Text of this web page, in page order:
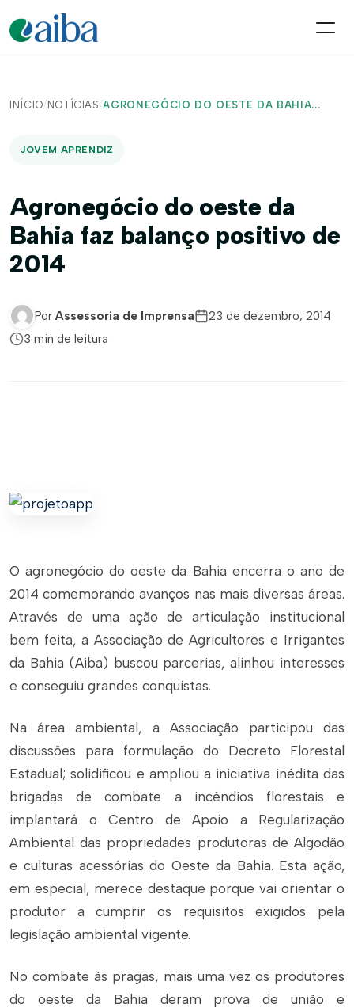
INÍCIO/ NOTÍCIAS /AGRONEGÓCIO DO OESTE DA BAHIA...
JOVEM APRENDIZ
Agronegócio do oeste da
Bahia faz balanço positivo de
2014
Por Assessoria de Imprensa
23 de dezembro, 2014
3 min de leitura
O agronegócio do oeste da Bahia encerra o ano de
2014 comemorando avanços nas mais diversas áreas.
Através de uma ação de articulação institucional
bem feita, a Associação de Agricultores e Irrigantes
da Bahia (Aiba) buscou parcerias, alinhou interesses
e conseguiu grandes conquistas.
Na área ambiental, a Associação participou das
discussões para formulação do Decreto Florestal
Estadual; solidificou e ampliou a iniciativa inédita das
brigadas de combate a incêndios florestais e
implantará o Centro de Apoio a Regularização
Ambiental das propriedades produtoras de Algodão
e culturas acessórias do Oeste da Bahia. Esta ação,
em especial, merece destaque porque vai orientar o
produtor a cumprir os requisitos exigidos pela
legislação ambiental vigente.
No combate às pragas, mais uma vez os produtores
do oeste da Bahia deram prova de união e